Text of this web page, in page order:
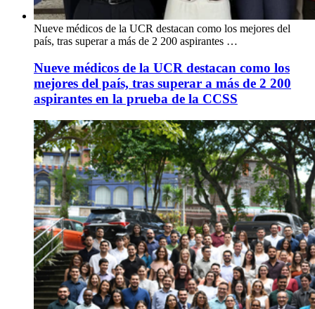
Nueve médicos de la UCR destacan como los mejores del
país, tras superar a más de 2 200 aspirantes …
Nueve médicos de la UCR destacan como los
mejores del país, tras superar a más de 2 200
aspirantes en la prueba de la CCSS